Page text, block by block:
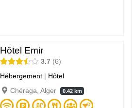
Hôtel Emir
3.7
6
Hébergement | Hôtel
Chéraga, Alger
0.42 km